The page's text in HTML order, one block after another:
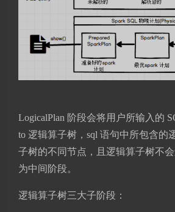
LogicalPlan 阶段会将用户所输入的
to 逻辑算子树，sql 语句中所包含的
子树的不同节点，且逻辑算子树不
为中间阶段。
逻辑算子树三大子阶段：